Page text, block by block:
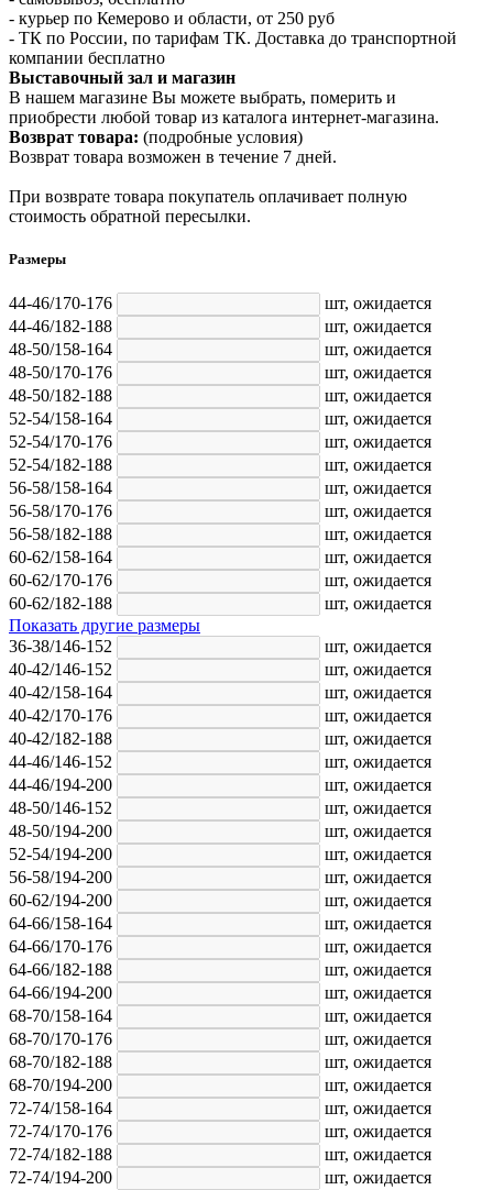
- курьер по Кемерово и области, от 250 руб
- ТК по России, по тарифам ТК. Доставка до транспортной
компании бесплатно
Выставочный зал и магазин
В нашем магазине Вы можете выбрать, померить и
приобрести любой товар из каталога интернет-магазина.
Возврат товара: (подробные условия)
Возврат товара возможен в течение 7 дней.
При возврате товара покупатель оплачивает полную
стоимость обратной пересылки.
Размеры
44-46/170-176 шт, ожидается
44-46/182-188
шт, ожидается
48-50/158-164
шт, ожидается
48-50/170-176
шт, ожидается
48-50/182-188
шт, ожидается
52-54/158-164
шт, ожидается
52-54/170-176
шт, ожидается
52-54/182-188
шт, ожидается
56-58/158-164
шт, ожидается
56-58/170-176
шт, ожидается
56-58/182-188
шт, ожидается
60-62/158-164
шт, ожидается
60-62/170-176
шт, ожидается
60-62/182-188
шт, ожидается
Показать другие размеры
36-38/146-152
шт, ожидается
40-42/146-152
шт, ожидается
40-42/158-164
шт, ожидается
40-42/170-176
шт, ожидается
40-42/182-188
шт, ожидается
44-46/146-152
шт, ожидается
44-46/194-200
шт, ожидается
48-50/146-152
шт, ожидается
48-50/194-200
шт, ожидается
52-54/194-200
шт, ожидается
56-58/194-200
шт, ожидается
60-62/194-200
шт, ожидается
64-66/158-164
шт, ожидается
64-66/170-176
шт, ожидается
64-66/182-188
шт, ожидается
64-66/194-200
шт, ожидается
68-70/158-164
шт, ожидается
68-70/170-176
шт, ожидается
68-70/182-188
шт, ожидается
68-70/194-200
шт, ожидается
72-74/158-164
шт, ожидается
72-74/170-176
шт, ожидается
72-74/182-188
шт, ожидается
72-74/194-200
шт, ожидается